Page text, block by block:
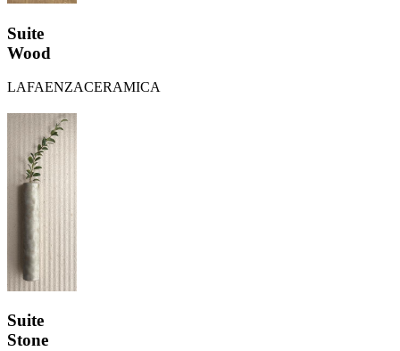
Suite
Wood
LAFAENZACERAMICA
Suite
Stone